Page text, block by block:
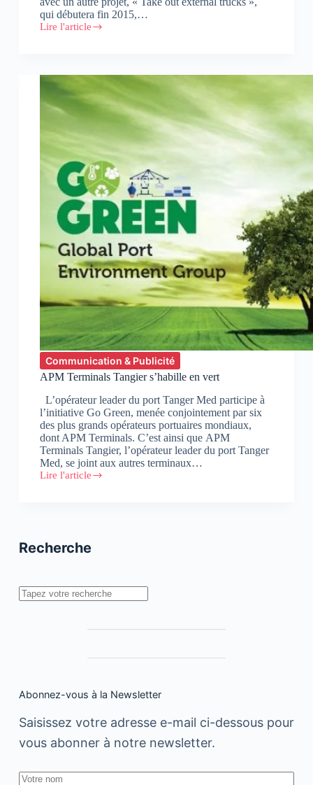
qui débutera fin 2015,…
Lire l'article
APM
une
campagne
de
sécurité
Communication & Publicité
APM Terminals Tangier s’habille en vert
L’opérateur leader du port Tanger Med participe à
l’initiative Go Green, menée conjointement par six
des plus grands opérateurs portuaires mondiaux,
dont APM Terminals. C’est ainsi que APM
Terminals Tangier, l’opérateur leader du port Tanger
Med, se joint aux autres terminaux…
Lire l'article
APM
Recherche
Rechercher
Abonnez-vous à la Newsletter
Saisissez votre adresse e-mail ci-dessous pour
vous abonner à notre newsletter.